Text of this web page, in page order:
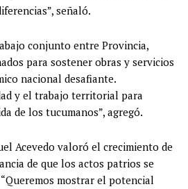
señaló.
conjunto entre Provincia,
para sostener obras y servicios
nacional desafiante.
y el trabajo territorial para
de los tucumanos”, agregó.
Acevedo valoró el crecimiento de
de que los actos patrios se
mostrar el potencial